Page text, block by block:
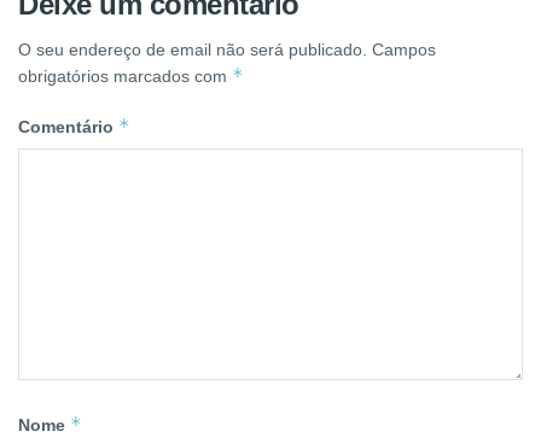
O seu endereço de email não será publicado. Campos
obrigatórios marcados com *
Comentário *
Nome *